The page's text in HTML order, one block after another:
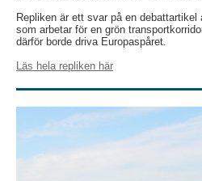
Repliken är ett svar på en debattartikel
som arbetar för en grön
därför borde driva Europaspåret.
Läs hela repliken här